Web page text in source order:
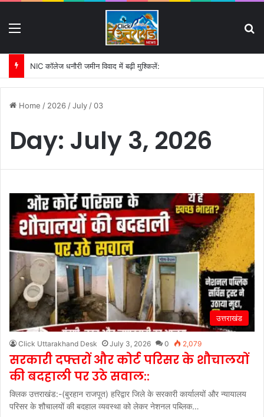
पहली बारिश में ढही बिजलीघर की चारदीवारी:
Home / 2026 /July /03
Day: July 3, 2026
उत्तराखंड
Click Uttarakhand Desk July 3, 2026 0 2,079
सरकारी दफ्तरों और कोर्ट परिसर के शौचालयों
की बदहाली पर उठे सवाल::
क्लिक उत्तराखंड:-(बुरहान राजपूत) हरिद्वार जिले के सरकारी कार्यालयों और न्यायालय
परिसर के शौचालयों की बदहाल व्यवस्था को लेकर नेशनल पब्लिक…